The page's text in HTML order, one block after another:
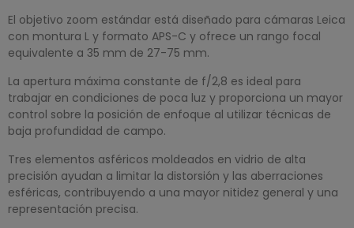
El objetivo zoom estándar está diseñado para cámaras Leica
con montura L y formato APS-C y ofrece un rango focal
equivalente a 35 mm de 27-75 mm.
La apertura máxima constante de f/2,8 es ideal para
trabajar en condiciones de poca luz y proporciona un mayor
control sobre la posición de enfoque al utilizar técnicas de
baja profundidad de campo.
Tres elementos asféricos moldeados en vidrio de alta
precisión ayudan a limitar la distorsión y las aberraciones
esféricas, contribuyendo a una mayor nitidez general y una
representación precisa.